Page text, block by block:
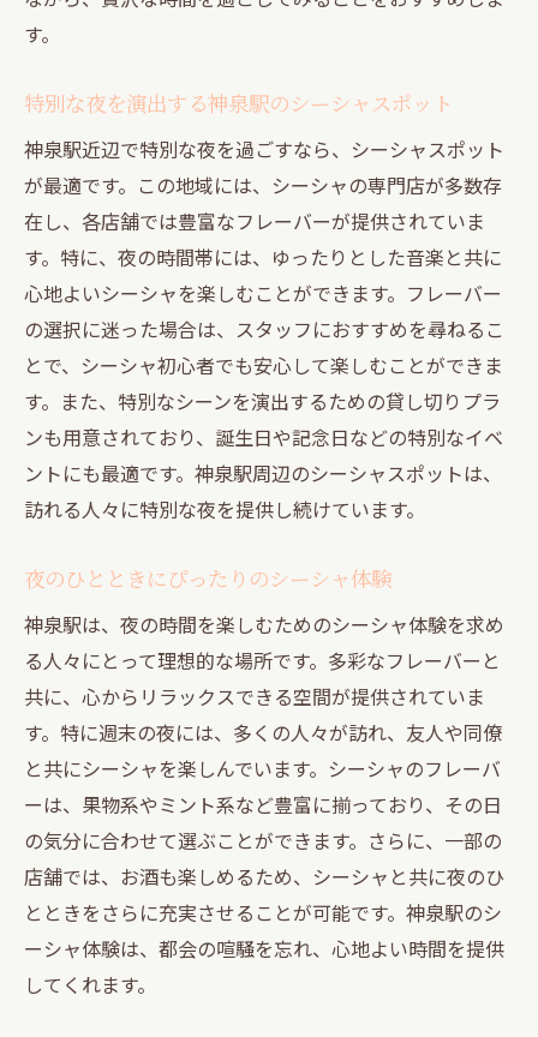
す。
特別な夜を演出する神泉駅のシーシャスポット
神泉駅近辺で特別な夜を過ごすなら、シーシャスポット
が最適です。この地域には、シーシャの専門店が多数存
在し、各店舗では豊富なフレーバーが提供されていま
す。特に、夜の時間帯には、ゆったりとした音楽と共に
心地よいシーシャを楽しむことができます。フレーバー
の選択に迷った場合は、スタッフにおすすめを尋ねるこ
とで、シーシャ初心者でも安心して楽しむことができま
す。また、特別なシーンを演出するための貸し切りプラ
ンも用意されており、誕生日や記念日などの特別なイベ
ントにも最適です。神泉駅周辺のシーシャスポットは、
訪れる人々に特別な夜を提供し続けています。
夜のひとときにぴったりのシーシャ体験
神泉駅は、夜の時間を楽しむためのシーシャ体験を求め
る人々にとって理想的な場所です。多彩なフレーバーと
共に、心からリラックスできる空間が提供されていま
す。特に週末の夜には、多くの人々が訪れ、友人や同僚
と共にシーシャを楽しんでいます。シーシャのフレーバ
ーは、果物系やミント系など豊富に揃っており、その日
の気分に合わせて選ぶことができます。さらに、一部の
店舗では、お酒も楽しめるため、シーシャと共に夜のひ
とときをさらに充実させることが可能です。神泉駅のシ
ーシャ体験は、都会の喧騒を忘れ、心地よい時間を提供
してくれます。